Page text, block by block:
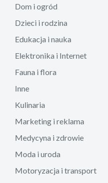
Dom i ogród
Dzieci i rodzina
Edukacja i nauka
Elektronika i Internet
Fauna i flora
Inne
Kulinaria
Marketing i reklama
Medycyna i zdrowie
Moda i uroda
Motoryzacja i transport